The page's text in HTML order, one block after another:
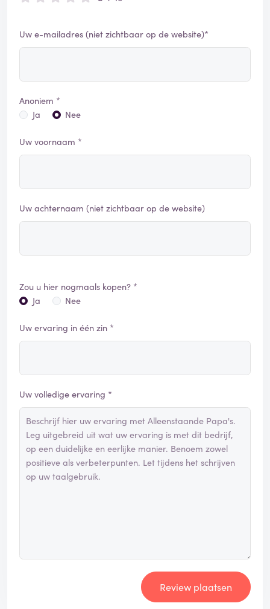
Uw e-mailadres (niet zichtbaar op de website)*
Anoniem *
Ja
Nee
Uw voornaam *
Uw achternaam (niet zichtbaar op de website)
Zou u hier nogmaals kopen? *
Ja
Nee
Uw ervaring in één zin *
Uw volledige ervaring *
Review plaatsen